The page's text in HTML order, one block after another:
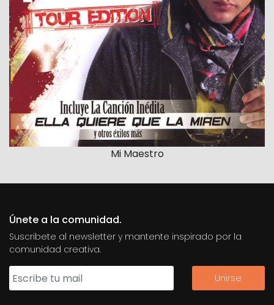
Mi Maestro
Únete a la comunidad.
Suscribete al newsletter y mantente inspirado por la
comunidad creativa.